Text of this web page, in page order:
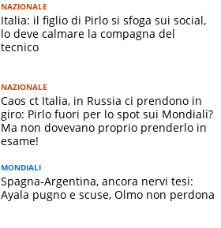
NAZIONALE
Italia: il figlio di Pirlo si sfoga sui social,
lo deve calmare la compagna del
tecnico
NAZIONALE
Caos ct Italia, in Russia ci prendono in
giro: Pirlo fuori per lo spot sui Mondiali?
Ma non dovevano proprio prenderlo in
esame!
MONDIALI
Spagna-Argentina, ancora nervi tesi:
Ayala pugno e scuse, Olmo non perdona